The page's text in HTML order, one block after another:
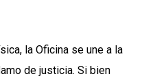
la Oficina se une a la
de justicia. Si bien